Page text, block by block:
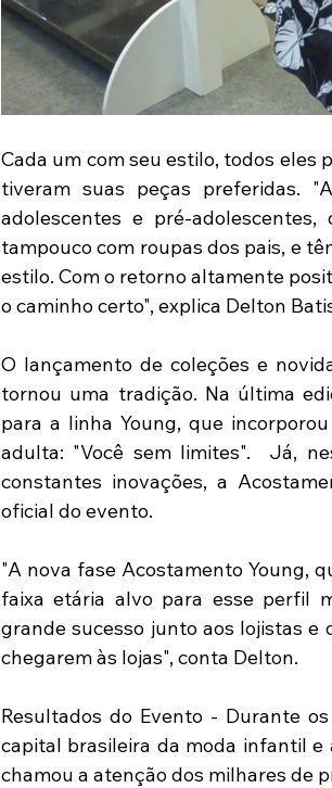
Cada um com seu estilo, todos
tiveram suas peças preferidas.
adolescentes e pré-
tampouco com roupas dos pais, e
estilo. Com o retorno altamente
o caminho certo", explica Delton
O lançamento de coleções e
tornou uma tradição. Na última
para a linha Young, que
adulta: "Você sem limites".  Já,
constantes inovações, a
oficial do evento.
"A nova fase Acostamento Young,
faixa etária alvo para esse perfil
grande sucesso junto aos lojistas
chegarem às lojas", conta Delton.
Resultados do Evento - Durante
capital brasileira da moda infantil e
chamou a atenção dos milhares de